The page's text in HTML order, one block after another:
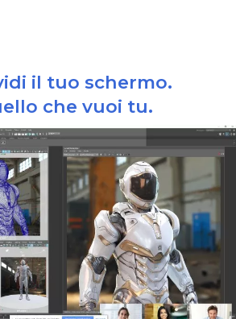
il tuo schermo.
che vuoi tu.